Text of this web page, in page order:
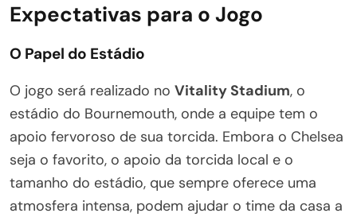
Expectativas para o Jogo
O Papel do Estádio
O jogo será realizado no Vitality Stadium, o
estádio do Bournemouth, onde a equipe tem o
apoio fervoroso de sua torcida. Embora o Chelsea
seja o favorito, o apoio da torcida local e o
tamanho do estádio, que sempre oferece uma
atmosfera intensa, podem ajudar o time da casa a